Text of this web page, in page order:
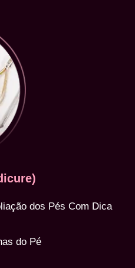
dos Pés Com Dica
do Pé